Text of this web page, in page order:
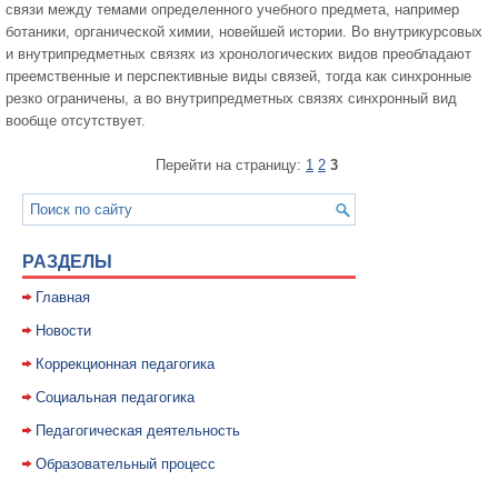
связи между темами определенного учебного предмета, например
ботаники, органической химии, новейшей истории. Во внутрикурсовых
и внутрипредметных связях из хронологических видов преобладают
преемственные и перспективные виды связей, тогда как синхронные
резко ограничены, а во внутрипредметных связях синхронный вид
вообще отсутствует.
Перейти на страницу: 1 2 3
РАЗДЕЛЫ
Главная
Новости
Коррекционная педагогика
Социальная педагогика
Педагогическая деятельность
Образовательный процесс